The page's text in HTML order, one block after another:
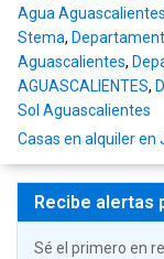
Agua Aguascalientes
Stema,
Aguascalientes,
AGUASCALIENTES,
Sol Aguascalientes
Casas en alquiler en
Recibe alertas
Sé el primero en